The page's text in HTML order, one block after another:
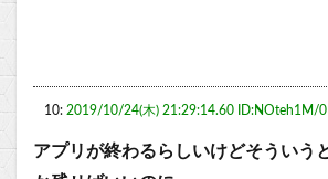
10: 2019/10/24(木) 21:29:14.60 ID:NOteh1M/0
アプリが終わるらしいけどそういう